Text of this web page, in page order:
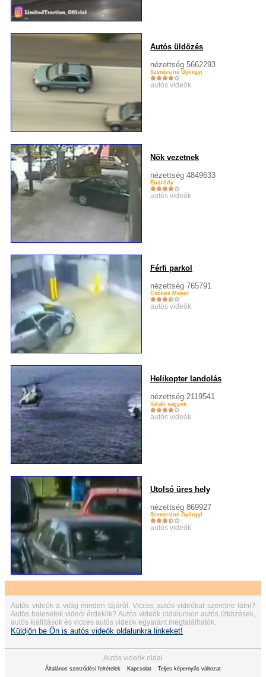
Autós üldözés
nézettség 5662293
Szentesiné Györgyi
autós videók
Nõk vezetnek
nézettség 4849633
Endrõdy
autós videók
Férfi parkol
nézettség 765791
Csókos Manci
autós videók
Helikopter landolás
nézettség 2119541
Valaki vagyok
autós videók
Utolsó üres hely
nézettség 869927
Szentesiné Györgyi
autós videók
Autós videók a világ minden tájáról. Vicces autós videókat szeretne látni?
Autós balesetek videói érdeklik? Autós videók oldalunkon autós ütközések,
autós kiállítások és vicces autós videók egyaránt megtalálhatók.
Küldjön be Ön is autós videók oldalunkra linkeket!
Autós videók oldal
Általános szerződési feltételek Kapcsolat Teljes képernyős változat